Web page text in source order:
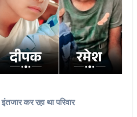
कर रहा था परिवार